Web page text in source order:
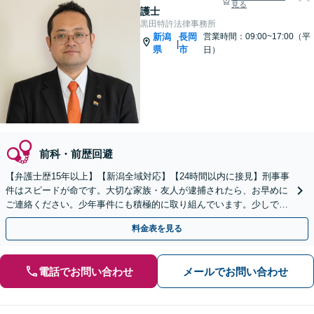
護士
見る
黒田特許法律事務所
新潟
県
|
長岡
市
営業時間：09:00~17:00（平
日）
前科・前歴回避
【弁護士歴15年以上】【新潟全域対応】【24時間以内に接見】刑事事
件はスピードが命です。大切な家族・友人が逮捕されたら、お早めに
ご連絡ください。少年事件にも積極的に取り組んでいます。少しでも
有利な結果を得られるよう尽力いたします。
料金表を見る
電話でお問い合わせ メールでお問い合わせ